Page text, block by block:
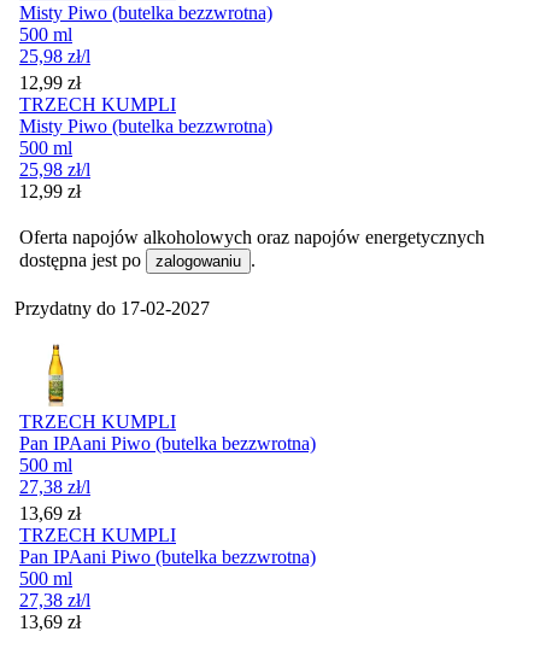
Misty Piwo (butelka bezzwrotna)
500 ml
25,98 zł/l
Cena
12,99 zł
TRZECH KUMPLI
Misty Piwo (butelka bezzwrotna)
500 ml
25,98 zł/l
Cena
12,99 zł
Oferta napojów alkoholowych oraz napojów energetycznych
dostępna jest po
zalogowaniu .
Przydatny do 17-02-2027
TRZECH KUMPLI
Pan IPAani Piwo (butelka bezzwrotna)
500 ml
27,38 zł/l
Cena
13,69 zł
TRZECH KUMPLI
Pan IPAani Piwo (butelka bezzwrotna)
500 ml
27,38 zł/l
Cena
13,69 zł